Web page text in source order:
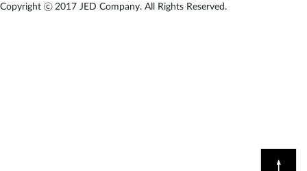
Copyright ⓒ 2017 JED Company. All Rights Reserved.
↑